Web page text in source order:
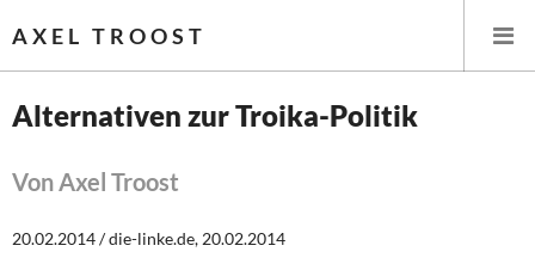
AXEL TROOST
Alternativen zur Troika-Politik
Von Axel Troost
20.02.2014 / die-linke.de, 20.02.2014